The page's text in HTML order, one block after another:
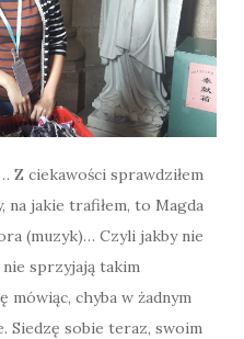
Z ciekawości sprawdziłem
na jakie trafiłem, to Magda
(muzyk)… Czyli jakby nie
nie sprzyjają takim
mówiąc, chyba w żadnym
Siedzę sobie teraz, swoim